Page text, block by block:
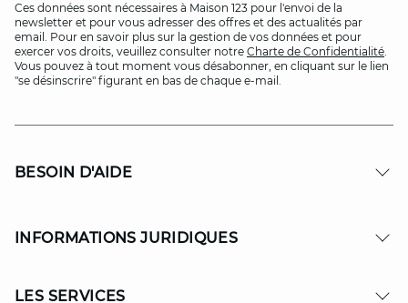
Ces données sont nécessaires à Maison 123 pour l'envoi de la
newsletter et pour vous adresser des offres et des actualités par
email. Pour en savoir plus sur la gestion de vos données et pour
exercer vos droits, veuillez consulter notre Charte de Confidentialité.
Vous pouvez à tout moment vous désabonner, en cliquant sur le lien
"se désinscrire" figurant en bas de chaque e-mail.
BESOIN D'AIDE
INFORMATIONS JURIDIQUES
LES SERVICES